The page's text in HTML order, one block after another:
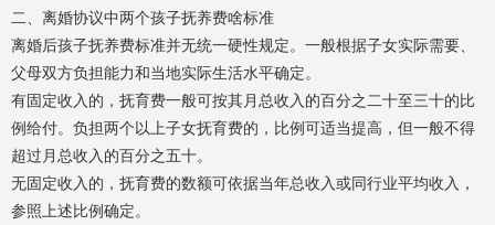
二、离婚协议中两个孩子抚养费啥标准
离婚后孩子抚养费标准并无统一硬性规定。一般根据子女实际需要、
父母双方负担能力和当地实际生活水平确定。
有固定收入的，抚育费一般可按其月总收入的百分之二十至三十的比
例给付。负担两个以上子女抚育费的，比例可适当提高，但一般不得
超过月总收入的百分之五十。
无固定收入的，抚育费的数额可依据当年总收入或同行业平均收入，
参照上述比例确定。